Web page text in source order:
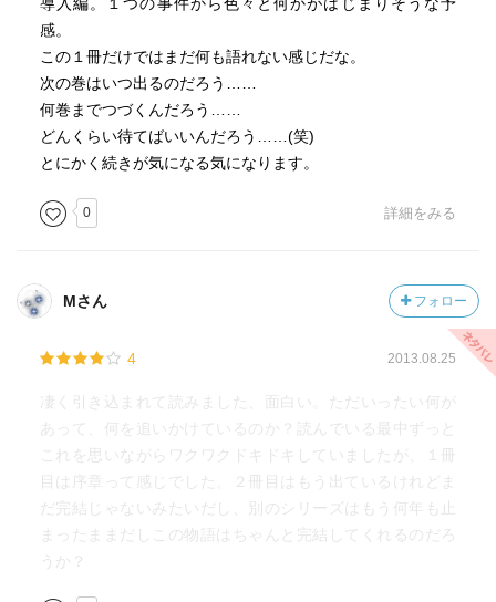
感。
この１冊だけではまだ何も語れない感じだな。
次の巻はいつ出るのだろう……
何巻までつづくんだろう……
どんくらい待てばいいんだろう……(笑)
とにかく続きが気になる気になります。
0 詳細をみる
Mさん フォロー
4 2013.08.25
凄く引き込まれて読みました、面白い。ただいったい何が
あって、何を追いかけているのか？読んでいる最中ずっと
これを思いながらワクワクドキドキしていましたが、１冊
目は序章って感じでした。２冊目はもう出ているけれどま
だ完結じゃないみたいだし、別のシリーズはもう何年も止
まったままだしこの物語はちゃんと完結してくれるのだろ
うか？